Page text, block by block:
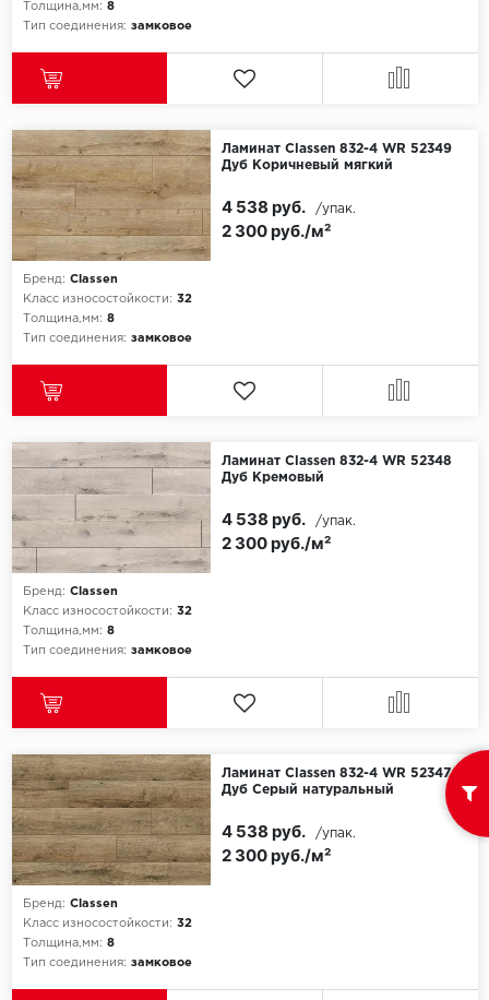
Icon Floor
Jinan PDM
Juteks
Lucky Floor
Толщина,мм: 8
Тип соединения: замковое
Ламинат Classen 832-4 WR 52349
Дуб Коричневый мягкий
Бренд: Classen
Класс износостойкости: 32
Толщина,мм: 8
Тип соединения: замковое
2 300 руб./м²
4 538 руб. /упак.
Ламинат Classen 832-4 WR 52348
Дуб Кремовый
Бренд: Classen
Класс износостойкости: 32
Толщина,мм: 8
Тип соединения: замковое
2 300 руб./м²
4 538 руб. /упак.
Ламинат Classen 832-4 WR 52347
Дуб Серый натуральный
Бренд: Classen
Класс износостойкости: 32
Толщина,мм: 8
Тип соединения: замковое
2 300 руб./м²
4 538 руб. /упак.